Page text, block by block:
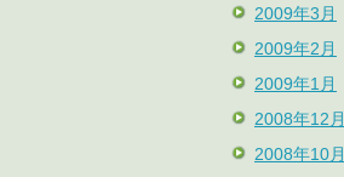
2009年3月
2009年2月
2009年1月
2008年12月
2008年10月